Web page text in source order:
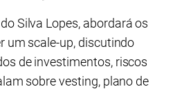
Silva Lopes, abordará os
um scale-up, discutindo
de investimentos, riscos
sobre vesting, plano de